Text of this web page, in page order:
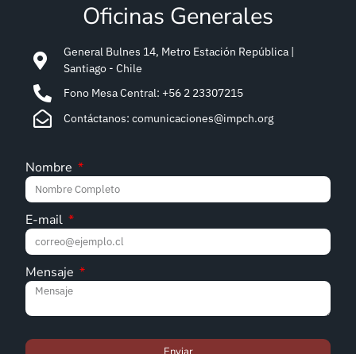
Oficinas Generales
General Bulnes 14, Metro Estación República |
Santiago - Chile
Fono Mesa Central: +56 2 23307215
Contáctanos: comunicaciones@impch.org
Nombre
E-mail
Mensaje